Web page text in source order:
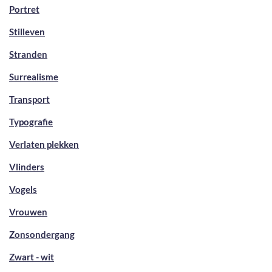
Portret
Stilleven
Stranden
Surrealisme
Transport
Typografie
Verlaten plekken
Vlinders
Vogels
Vrouwen
Zonsondergang
Zwart - wit